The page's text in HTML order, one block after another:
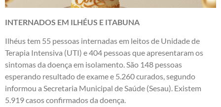
INTERNADOS EM ILHÉUS E ITABUNA
Ilhéus tem 55 pessoas internadas em leitos de Unidade de
Terapia Intensiva (UTI) e 404 pessoas que apresentaram os
sintomas da doença em isolamento. São 148 pessoas
esperando resultado de exame e 5.260 curados, segundo
informou a Secretaria Municipal de Saúde (Sesau). Existem
5.919 casos confirmados da doença.